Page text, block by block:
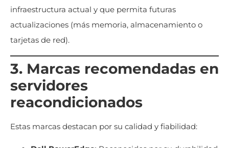
infraestructura actual y que permita futuras
actualizaciones (más memoria, almacenamiento o
tarjetas de red).
3. Marcas recomendadas en
servidores
reacondicionados
Estas marcas destacan por su calidad y fiabilidad: